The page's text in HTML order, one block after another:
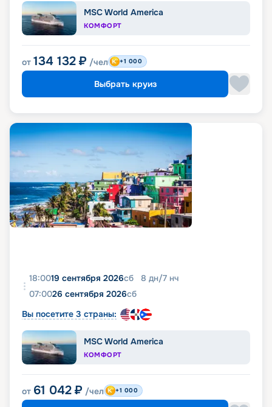
MSC World America
КОМФОРТ
от 134 132 ₽ /чел +1 000
Выбрать круиз
18:0019 сентября 2026сб 8 дн/7 нч
07:0026 сентября 2026сб
Вы посетите 3 страны:
MSC World America
КОМФОРТ
от 61 042 ₽ /чел +1 000